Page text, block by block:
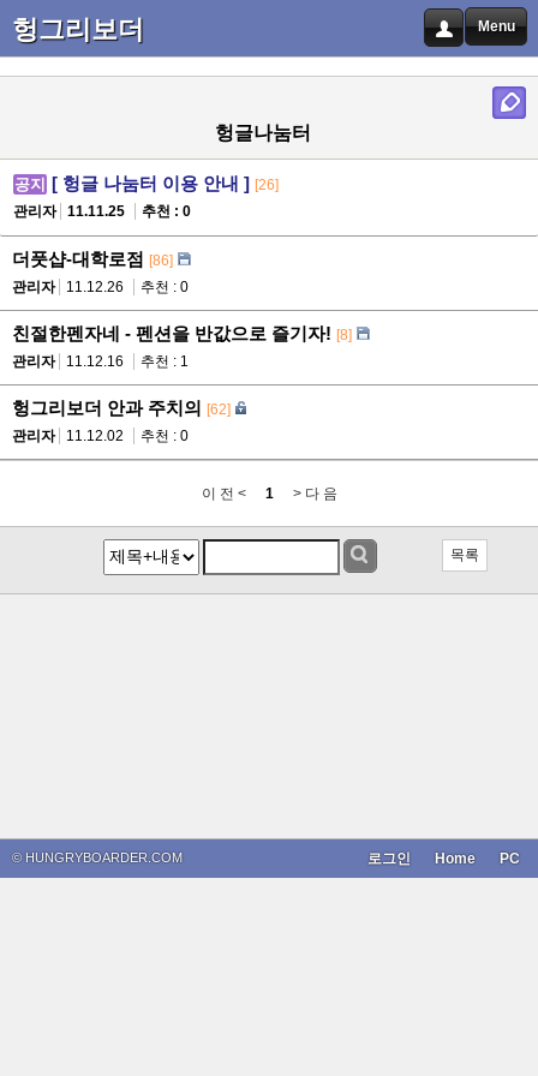
헝그리보더 Menu
헝글나눔터
공지 [ 헝글 나눔터 이용 안내 ] [26]
관리자
11.11.25 추천 : 0
더풋샵-대학로점 [86]
관리자
11.12.26 추천 : 0
친절한펜자네 - 펜션을 반값으로 즐기자! [8]
관리자
11.12.16 추천 : 1
헝그리보더 안과 주치의 [62]
관리자
11.12.02 추천 : 0
이 전 < 1 > 다 음
목록
© HUNGRYBOARDER.COM PC
Home
로그인